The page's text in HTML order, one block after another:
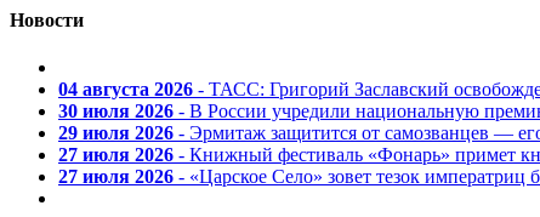
Новости
04 августа 2026 - ТАСС: Григорий Заславский
30 июля 2026 - В России учредили национальную
29 июля 2026 - Эрмитаж защитится от самозванцев —
27 июля 2026 - Книжный фестиваль «Фонарь» примет
27 июля 2026 - «Царское Село» зовет тезок